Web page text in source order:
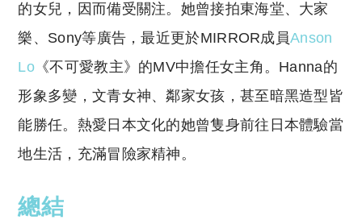
的女兒，因而備受關注。她曾接拍東海堂、大家
樂、Sony等廣告，最近更於MIRROR成員Anson
Lo 《不可愛教主》的MV中擔任女主角。Hanna的
形象多變，文青女神、鄰家女孩，甚至暗黑造型皆
能勝任。熱愛日本文化的她曾隻身前往日本體驗當
地生活，充滿冒險家精神。
總結